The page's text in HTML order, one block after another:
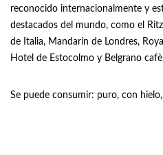
reconocido internacionalmente y
destacados del mundo, como el
de Italia, Mandarin de Londres,
Hotel de Estocolmo y Belgrano
Se puede consumir: puro, con